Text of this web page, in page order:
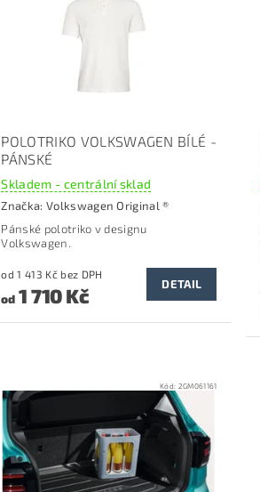
POLOTRIKO VOLKSWAGEN BÍLÉ -
PÁNSKÉ
Skladem - centrální sklad
Značka: Volkswagen Original ®
Pánské polotriko v designu
Volkswagen.
od 1 413 Kč bez DPH
od1 710 Kč DETAIL
Kód: 2GM061161